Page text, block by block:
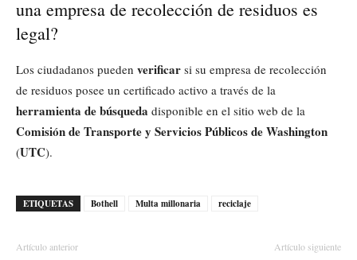
una empresa de recolección de residuos es
legal?
Los ciudadanos pueden verificar si su empresa de recolección
de residuos posee un certificado activo a través de la
herramienta de búsqueda disponible en el sitio web de la
Comisión de Transporte y Servicios Públicos de Washington
(UTC).
ETIQUETAS Bothell Multa millonaria reciclaje
Artículo anterior Artículo siguiente